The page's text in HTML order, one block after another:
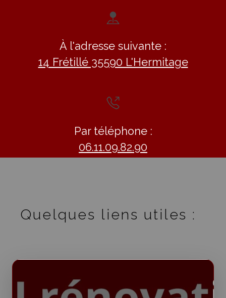
À l'adresse suivante :
14 Frétillé 35590 L'Hermitage
Par téléphone :
06.11.09.82.90
Quelques liens utiles :